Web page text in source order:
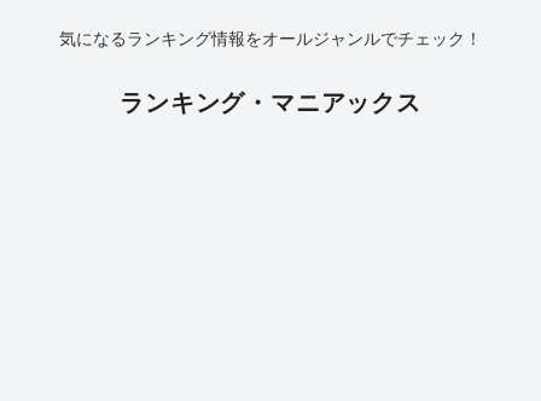
気になるランキング情報をオールジャンルでチェック！
ランキング・マニアックス